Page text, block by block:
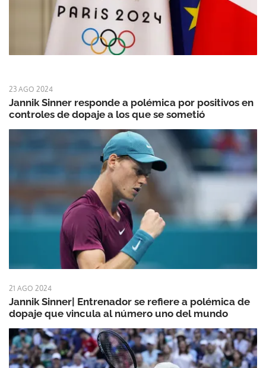
23 AGO 2024
Jannik Sinner responde a polémica por positivos en
controles de dopaje a los que se sometió
21 AGO 2024
Jannik Sinner| Entrenador se refiere a polémica de
dopaje que vincula al número uno del mundo